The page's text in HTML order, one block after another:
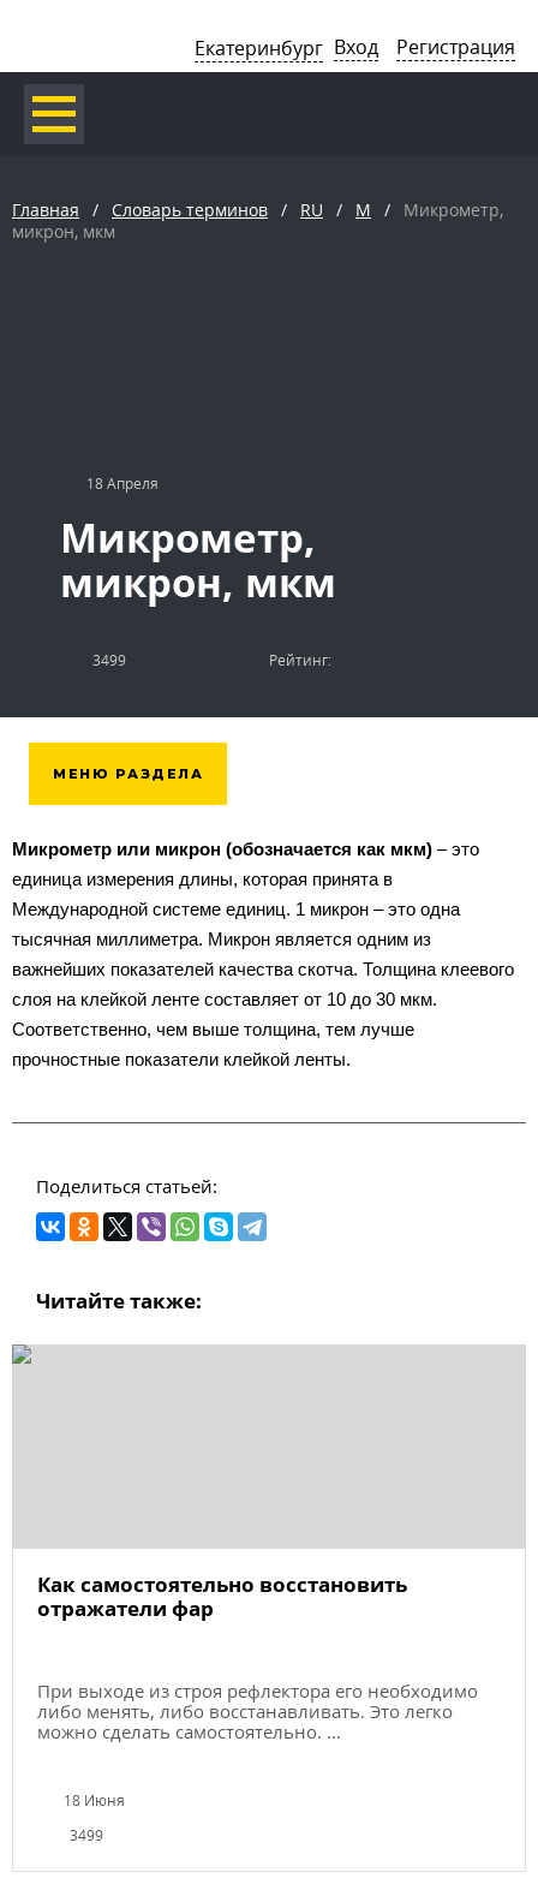
Екатеринбург Вход Регистрация
Главная / Словарь терминов / RU / М /
Микрометр,
микрон, мкм
18 Апреля
Микрометр,
микрон, мкм
3499 Рейтинг:
МЕНЮ РАЗДЕЛА
Микрометр или микрон (обозначается как мкм) – это
единица измерения длины, которая принята в
Международной системе единиц. 1 микрон – это одна
тысячная миллиметра. Микрон является одним из
важнейших показателей качества скотча. Толщина клеевого
слоя на клейкой ленте составляет от 10 до 30 мкм.
Соответственно, чем выше толщина, тем лучше
прочностные показатели клейкой ленты.
Поделиться статьей:
Читайте также:
Как самостоятельно восстановить
отражатели фар
При выходе из строя рефлектора его необходимо
либо менять, либо восстанавливать. Это легко
можно сделать самостоятельно. ...
18 Июня
3499